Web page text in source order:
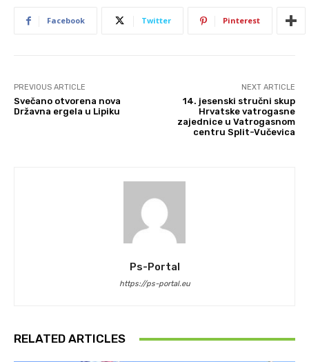
Facebook Twitter Pinterest
PREVIOUS ARTICLE
Svečano otvorena nova
Državna ergela u Lipiku
NEXT ARTICLE
14. jesenski stručni skup
Hrvatske vatrogasne
zajednice u Vatrogasnom
centru Split-Vučevica
Ps-Portal
https://ps-portal.eu
RELATED ARTICLES